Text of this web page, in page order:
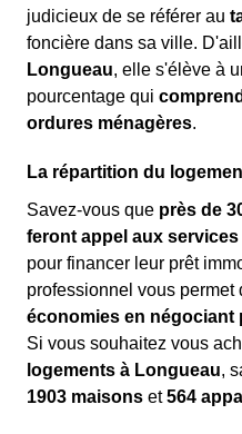
judicieux de se référer au
foncière dans sa ville.
Longueau, elle s'élève à
pourcentage qui
ordures ménagères.
La répartition du
Savez-vous que près de
feront appel aux
pour financer leur prêt
professionnel vous permet
économies en négociant
Si vous souhaitez vous
logements à Longueau,
1903 maisons et564